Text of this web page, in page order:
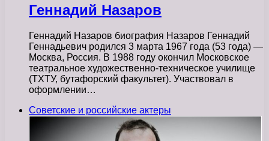
Геннадий Назаров
Геннадий Назаров биография Назаров Геннадий
Геннадьевич родился 3 марта 1967 года (53 года) —
Москва, Россия. В 1988 году окончил Московское
театральное художественно-техническое училище
(ТХТУ, бутафорский факультет). Участвовал в
оформлении…
Советские и российские актеры